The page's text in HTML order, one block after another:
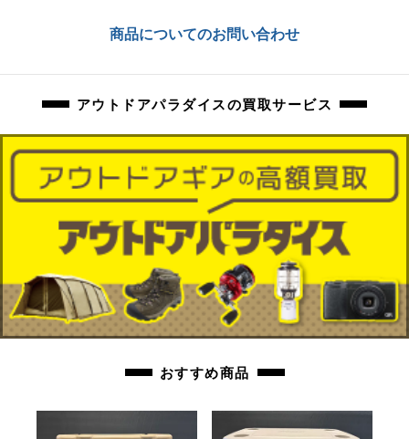
商品についてのお問い合わせ
アウトドアパラダイスの買取サービス
おすすめ商品